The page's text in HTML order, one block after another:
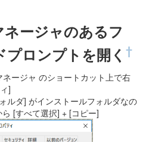
ージャのあるフ
ロンプトを開く †
ージャ のショートカット上で右
]
ルダ] がインストールフォルダなの
[すべて選択] + [コピー]